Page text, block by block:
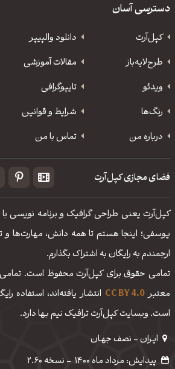
دسترسی آسان
کپل‌آرت دانلود‌ والپیپر
طرح‌لایه‌باز
مقالات آموزشی
ویدئو
‌تایپوگرافی
رنگ‌ها
شرایط و قوانین
درباره من
تماس با من
فضای مجازی کپل‌آرت
کپل‌آرت یعنی طراحی گرافیک و برنامه نویسی
یوسفی؛ اینجا هستم تا همه دانش، مهارت‌‌ها و
ارجمندم به رایگان به اشتراک بگذارم.
تمامی حقوق برای کپل‌آرت محفوظ است. تمامی
معتبرCC BY 4.0 انتشار یافته‌اند، استفاده
است. وبسایت کپل‌آرت ترافیک نیم بها دارد.
ایـران - نصف جهـان
پیدایش: مرداد ماه 1400
- نسخه 2.60